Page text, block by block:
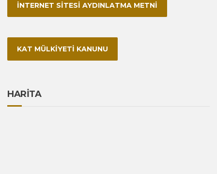
İNTERNET SİTESİ AYDINLATMA METNİ
KAT MÜLKİYETİ KANUNU
HARİTA